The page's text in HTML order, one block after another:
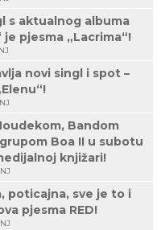
s aktualnog albuma
pjesma „Lacrima“!
novi singl i spot –
Bandom
Boa II u subotu
knjižari!
poticajna, sve je to i
pjesma RED!